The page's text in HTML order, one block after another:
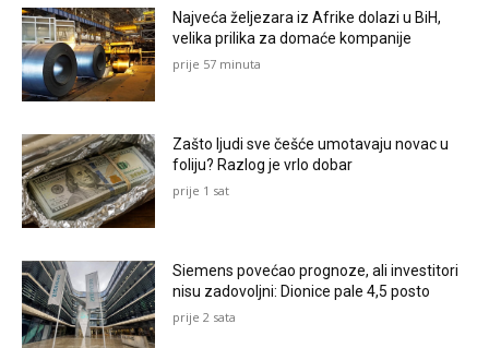
Najveća željezara iz Afrike dolazi u BiH,
velika prilika za domaće kompanije
prije 57 minuta
Zašto ljudi sve češće umotavaju novac u
foliju? Razlog je vrlo dobar
prije 1 sat
Siemens povećao prognoze, ali investitori
nisu zadovoljni: Dionice pale 4,5 posto
prije 2 sata